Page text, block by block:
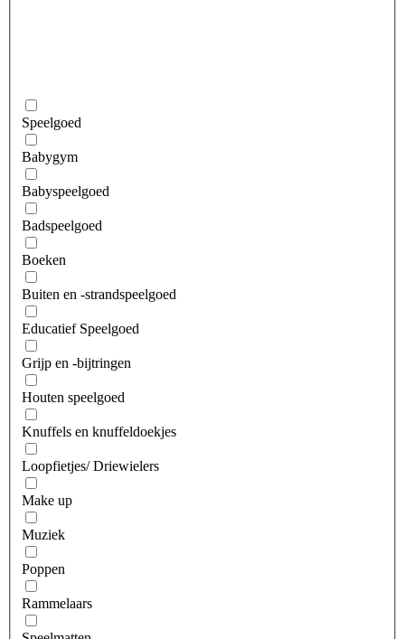
Speelgoed
Babygym
Babyspeelgoed
Badspeelgoed
Boeken
Buiten en -strandspeelgoed
Educatief Speelgoed
Grijp en -bijtringen
Houten speelgoed
Knuffels en knuffeldoekjes
Loopfietjes/ Driewielers
Make up
Muziek
Poppen
Rammelaars